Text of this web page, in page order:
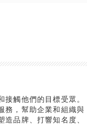
觸他們的目標受眾。
務，幫助企業和組織與
品牌、打響知名度、